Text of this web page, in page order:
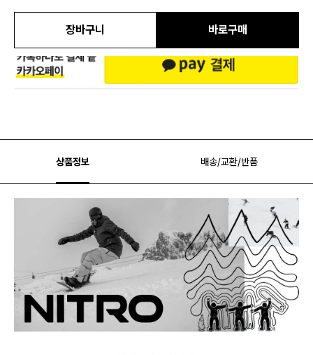
장바구니 바로구매
상품정보 배송/교환/반품